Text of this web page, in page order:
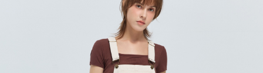
每筆NT$80，滿NT$2,000(含以上)免運費
每筆NT$80，滿NT$2,000(含以上)免運費